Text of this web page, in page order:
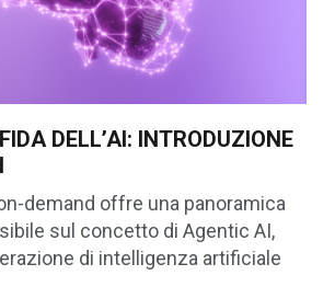
DELL’AI: INTRODUZIONE
demand offre una panoramica
sul concetto di Agentic AI,
di intelligenza artificiale